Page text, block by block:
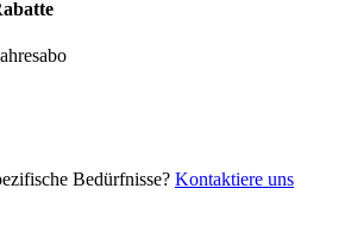
Bedürfnisse? Kontaktiere uns